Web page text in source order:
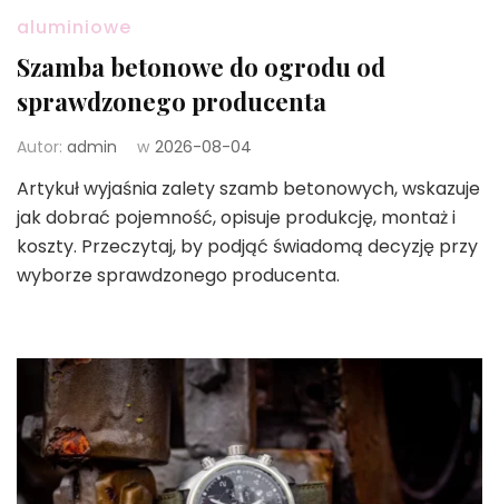
aluminiowe
Szamba betonowe do ogrodu od
sprawdzonego producenta
Autor: admin w 2026-08-04
Artykuł wyjaśnia zalety szamb betonowych, wskazuje
jak dobrać pojemność, opisuje produkcję, montaż i
koszty. Przeczytaj, by podjąć świadomą decyzję przy
wyborze sprawdzonego producenta.